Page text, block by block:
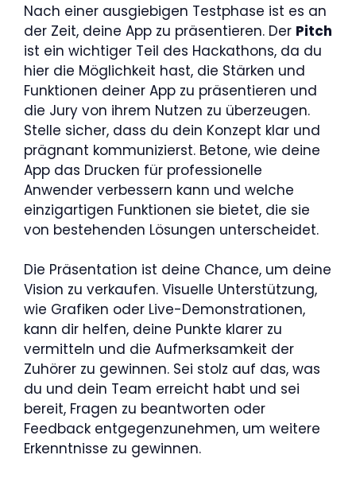
Nach einer ausgiebigen Testphase ist es an
der Zeit, deine App zu präsentieren. Der Pitch
ist ein wichtiger Teil des Hackathons, da du
hier die Möglichkeit hast, die Stärken und
Funktionen deiner App zu präsentieren und
die Jury von ihrem Nutzen zu überzeugen.
Stelle sicher, dass du dein Konzept klar und
prägnant kommunizierst. Betone, wie deine
App das Drucken für professionelle
Anwender verbessern kann und welche
einzigartigen Funktionen sie bietet, die sie
von bestehenden Lösungen unterscheidet.
Die Präsentation ist deine Chance, um deine
Vision zu verkaufen. Visuelle Unterstützung,
wie Grafiken oder Live-Demonstrationen,
kann dir helfen, deine Punkte klarer zu
vermitteln und die Aufmerksamkeit der
Zuhörer zu gewinnen. Sei stolz auf das, was
du und dein Team erreicht habt und sei
bereit, Fragen zu beantworten oder
Feedback entgegenzunehmen, um weitere
Erkenntnisse zu gewinnen.